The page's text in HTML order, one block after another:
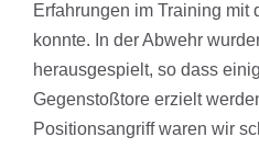
Erfahrungen im Training mit
konnte. In der Abwehr
herausgespielt, so dass
Gegenstoßtore erzielt
Positionsangriff waren wir